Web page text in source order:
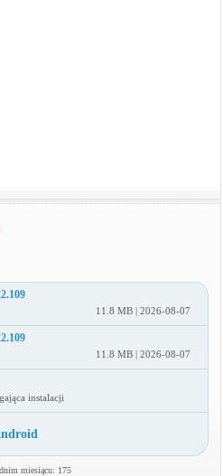
11.8 MB | 2026-08-07
11.8 MB | 2026-08-07
instalacji
miesiącu: 175